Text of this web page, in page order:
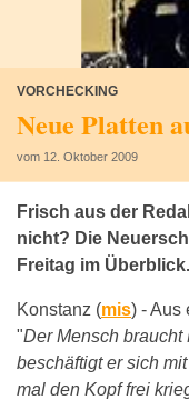
VORCHECKING
Neue Platten
vom 12. Oktober 2009
Frisch aus der
nicht? Die
Freitag im Überblick.
Konstanz (mis) -Aus
"Der Mensch braucht
beschäftigt er sich
mal den Kopf frei